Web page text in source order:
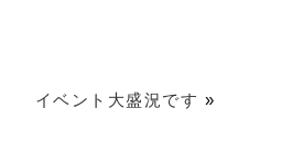
イベント大盛況です »